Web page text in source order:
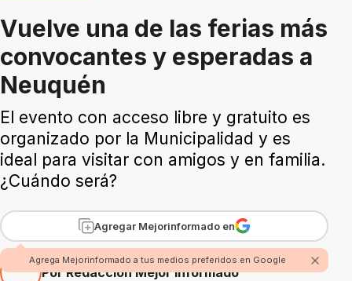
Vuelve una de las ferias más
convocantes y esperadas a
Neuquén
El evento con acceso libre y gratuito es
organizado por la Municipalidad y es
ideal para visitar con amigos y en familia.
¿Cuándo será?
Agregar Mejorinformado en
Agrega Mejorinformado a tus medios preferidos en Google
Por Redacción Mejor Informado